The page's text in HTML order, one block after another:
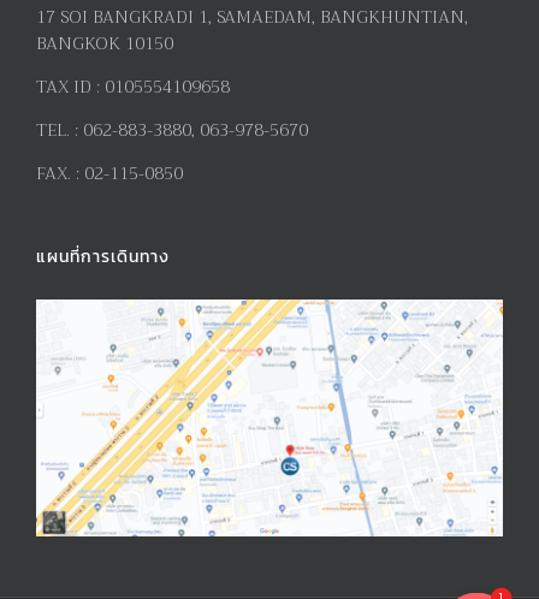
17 SOI BANGKRADI 1, SAMAEDAM, BANGKHUNTIAN,
BANGKOK 10150
TAX ID : 0105554109658
TEL. : 062-883-3880, 063-978-5670
FAX. : 02-115-0850
แผนที่การเดินทาง